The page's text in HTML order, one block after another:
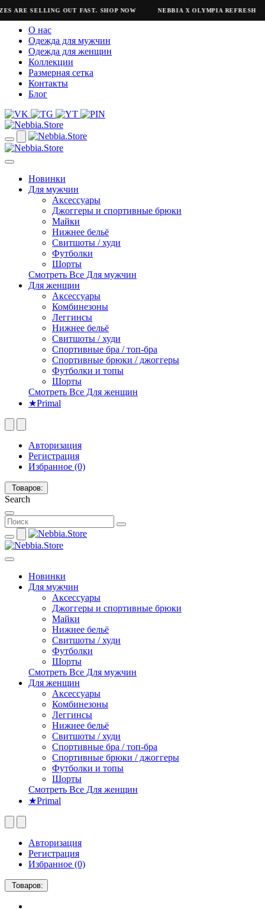
ARE SELLING OUT FAST. SHOP NOW NEBBIA X OLYMPIA REFRESH
О нас
Одежда для мужчин
Одежда для женщин
Коллекции
Размерная сетка
Контакты
Блог
Новинки
Для мужчин
Аксессуары
Джоггеры и спортивные брюки
Майки
Нижнее бельё
Свитшоты / худи
Футболки
Шорты
Смотреть Все Для мужчин
Для женщин
Аксессуары
Комбинезоны
Леггинсы
Нижнее бельё
Свитшоты / худи
Спортивные бра / топ-бра
Спортивные брюки / джоггеры
Футболки и топы
Шорты
Смотреть Все Для женщин
★Primal
Авторизация
Регистрация
Избранное (0)
Товаров:
Search
Новинки
Для мужчин
Аксессуары
Джоггеры и спортивные брюки
Майки
Нижнее бельё
Свитшоты / худи
Футболки
Шорты
Смотреть Все Для мужчин
Для женщин
Аксессуары
Комбинезоны
Леггинсы
Нижнее бельё
Свитшоты / худи
Спортивные бра / топ-бра
Спортивные брюки / джоггеры
Футболки и топы
Шорты
Смотреть Все Для женщин
★Primal
Авторизация
Регистрация
Избранное (0)
Товаров: